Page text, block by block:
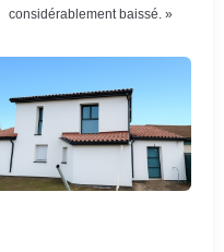
considérablement baissé. »